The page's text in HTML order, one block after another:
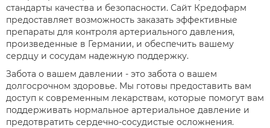
стандарты качества и безопасности. Сайт Кредофарм
предоставляет возможность заказать эффективные
препараты для контроля артериального давления,
произведенные в Германии, и обеспечить вашему
сердцу и сосудам надежную поддержку.
Забота о вашем давлении - это забота о вашем
долгосрочном здоровье. Мы готовы предоставить вам
доступ к современным лекарствам, которые помогут вам
поддерживать нормальное артериальное давление и
предотвратить сердечно-сосудистые осложнения.